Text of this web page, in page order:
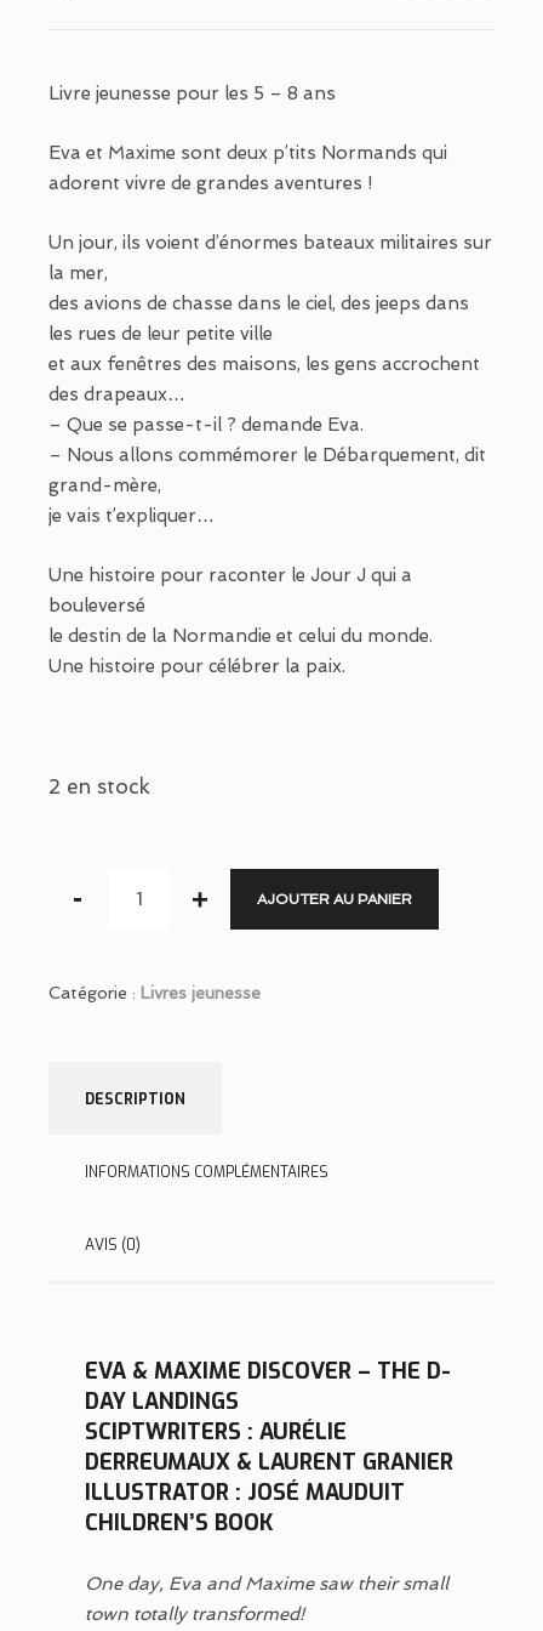
Livre jeunesse pour les 5 – 8 ans
Eva et Maxime sont deux p’tits Normands qui
adorent vivre de grandes aventures !
Un jour, ils voient d’énormes bateaux militaires sur
la mer,
des avions de chasse dans le ciel, des jeeps dans
les rues de leur petite ville
et aux fenêtres des maisons, les gens accrochent
des drapeaux…
– Que se passe-t-il ? demande Eva.
– Nous allons commémorer le Débarquement, dit
grand-mère,
je vais t’expliquer…
Une histoire pour raconter le Jour J qui a
bouleversé
le destin de la Normandie et celui du monde.
Une histoire pour célébrer la paix.
2 en stock
AJOUTER AU PANIER
Catégorie : Livres jeunesse
DESCRIPTION
INFORMATIONS COMPLÉMENTAIRES
AVIS (0)
EVA & MAXIME DISCOVER – THE D-
DAY LANDINGS
SCIPTWRITERS : AURÉLIE
DERREUMAUX & LAURENT GRANIER
ILLUSTRATOR : JOSÉ MAUDUIT
CHILDREN’S BOOK
One day, Eva and Maxime saw their small
town totally transformed!